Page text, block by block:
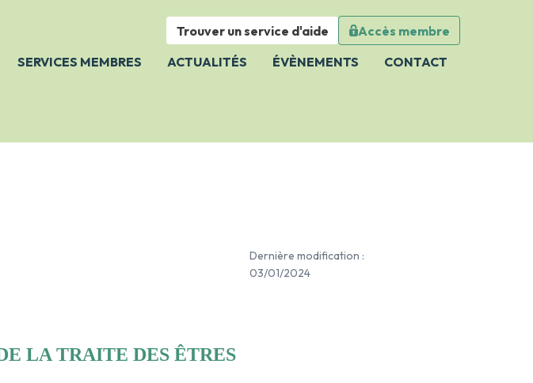
Trouver un service d'aide
Accès membre
SERVICES MEMBRES ACTUALITÉS ÉVÈNEMENTS CONTACT
LA TRAITE DES ÊTRES
Dernière modification :
03/01/2024